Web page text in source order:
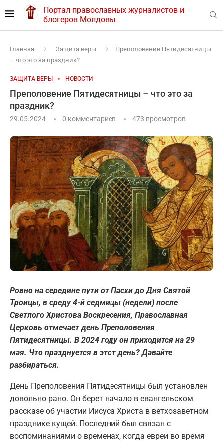
Портал православных журналистов и
блогеров Молдовы
Главная Защита веры
Преполовение Пятидесятницы
– что это за праздник?
ЗАЩИТА ВЕРЫ НОВОСТИ
Преполовение Пятидесятницы – что это за
праздник?
29.05.2024 0 комментариев 473 просмотров
Ровно на середине пути от Пасхи до Дня Святой
Троицы, в среду 4-й седмицы (недели) после
Светлого Христова Воскресения, Православная
Церковь отмечает день Преполовения
Пятидесятницы. В 2024 году он приходится на 29
мая. Что празднуется в этот день? Давайте
разбираться.
День Преполовения Пятидесятницы был установлен
довольно рано. Он берет начало в евангельском
рассказе об участии Иисуса Христа в ветхозаветном
празднике кущей. Последний был связан с
воспоминаниями о временах, когда евреи во время